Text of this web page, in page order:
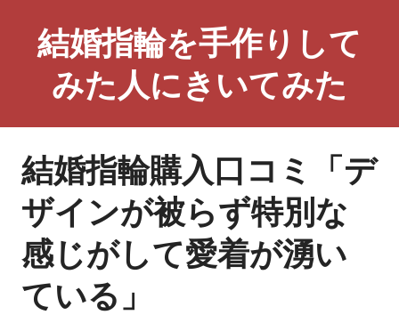
結婚指輪を手作りして
みた人にきいてみた
結婚指輪購入口コミ「デ
ザインが被らず特別な
感じがして愛着が湧い
ている」